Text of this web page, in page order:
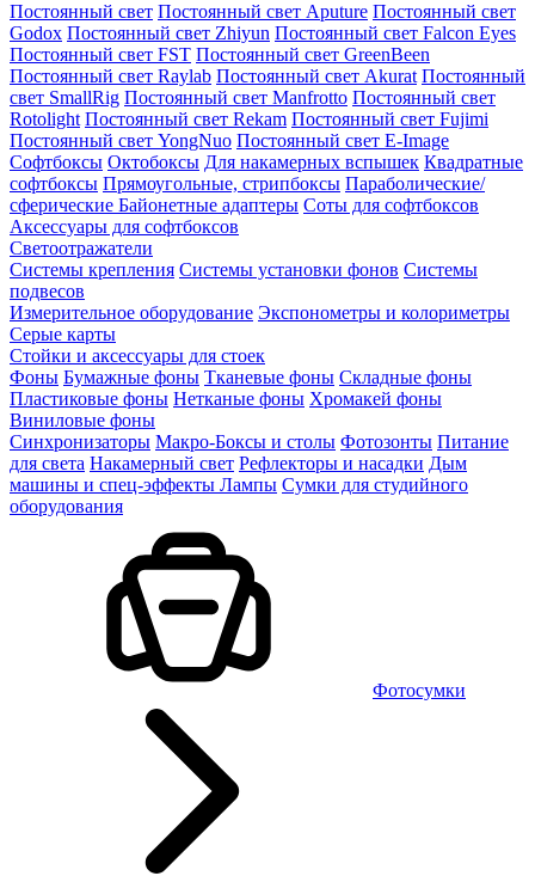
Постоянный свет Постоянный свет Aputure Постоянный свет
Godox Постоянный свет Zhiyun Постоянный свет Falcon Eyes
Постоянный свет FST Постоянный свет GreenBeen
Постоянный свет Raylab Постоянный свет Akurat Постоянный
свет SmallRig Постоянный свет Manfrotto Постоянный свет
Rotolight Постоянный свет Rekam Постоянный свет Fujimi
Постоянный свет YongNuo Постоянный свет E-Image
Софтбоксы Октобоксы Для накамерных вспышек Квадратные
софтбоксы Прямоугольные, стрипбоксы Параболические/
сферические Байонетныe адаптеры Соты для софтбоксов
Аксессуары для софтбоксов
Светоотражатели
Системы крепления Системы установки фонов Системы
подвесов
Измерительное оборудование Экспонометры и колориметры
Серые карты
Стойки и аксессуары для стоек
Фоны Бумажные фоны Тканевые фоны Складные фоны
Пластиковые фоны Нетканые фоны Хромакей фоны
Виниловые фоны
Синхронизаторы Макро-Боксы и столы Фотозонты Питание
для света Накамерный свет Рефлекторы и насадки Дым
машины и спец-эффекты Лампы Сумки для студийного
оборудования
Фотосумки